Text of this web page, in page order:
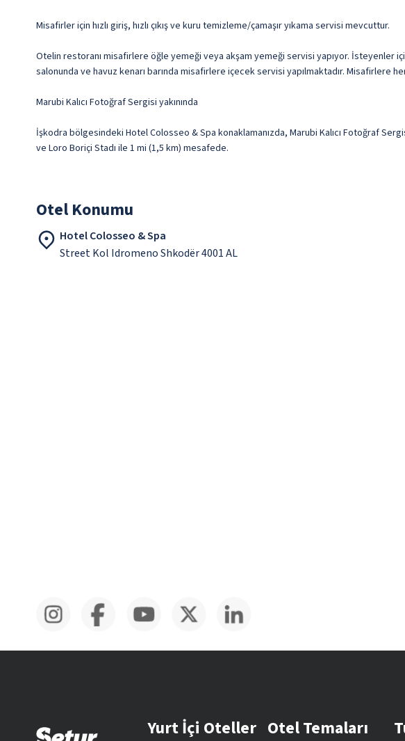
Misafirler için hızlı giriş, hızlı çıkış ve kuru temizleme/çamaşır yıkama servisi mevcuttur.
Otelin restoranı misafirlere öğle yemeği veya akşam yemeği servisi yapıyor.
salonunda ve havuz kenarı barında misafirlere içecek servisi yapılmaktadır. Misafirlere
Marubi Kalıcı Fotoğraf Sergisi yakınında
İşkodra bölgesindeki Hotel Colosseo & Spa konaklamanızda, Marubi Kalıcı Fotoğraf
ve Loro Boriçi Stadı ile 1 mi (1,5 km) mesafede.
Otel Konumu
Hotel Colosseo & Spa
Street Kol Idromeno Shkodër 4001 AL
Yurt İçi Oteller Otel Temaları